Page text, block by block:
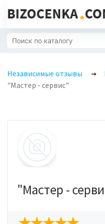
Независимые отзывы
"Мастер - сервис"
"Мастер -